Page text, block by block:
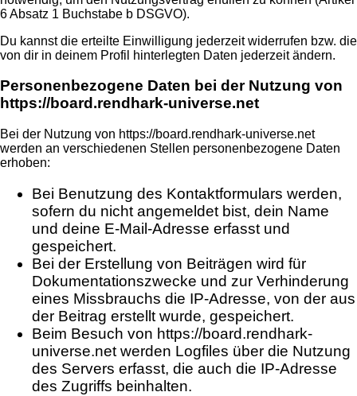
6 Absatz 1 Buchstabe b DSGVO).
Du kannst die erteilte Einwilligung jederzeit widerrufen bzw. die
von dir in deinem Profil hinterlegten Daten jederzeit ändern.
Personenbezogene Daten bei der Nutzung von
https://board.rendhark-universe.net
Bei der Nutzung von https://board.rendhark-universe.net
werden an verschiedenen Stellen personenbezogene Daten
erhoben:
Bei Benutzung des Kontaktformulars werden,
sofern du nicht angemeldet bist, dein Name
und deine E-Mail-Adresse erfasst und
gespeichert.
Bei der Erstellung von Beiträgen wird für
Dokumentationszwecke und zur Verhinderung
eines Missbrauchs die IP-Adresse, von der aus
der Beitrag erstellt wurde, gespeichert.
Beim Besuch von https://board.rendhark-
universe.net werden Logfiles über die Nutzung
des Servers erfasst, die auch die IP-Adresse
des Zugriffs beinhalten.